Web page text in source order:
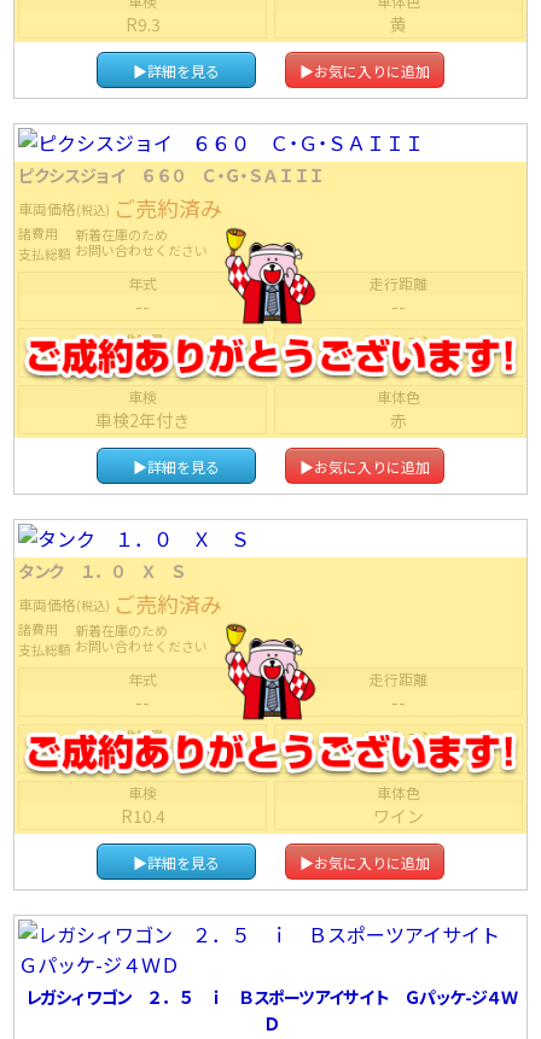
R9.3 黄
▶詳細を見る ▶お気に入りに追加
ピクシスジョイ ６６０ Ｃ・Ｇ・ＳＡＩＩＩ
車両価格(税込) ご売約済み
諸費用
支払総額
新着在庫のため
お問い合わせください
年式
--
走行距離
--
排気量
--
ミッション
ＩＡＴ
車検
車検2年付き
車体色
赤
▶詳細を見る ▶お気に入りに追加
タンク １．０ Ｘ Ｓ
車両価格(税込) ご売約済み
諸費用
支払総額
新着在庫のため
お問い合わせください
年式
--
走行距離
--
排気量
--
ミッション
ＩＡＴ
車検
R10.4
車体色
ワイン
▶詳細を見る ▶お気に入りに追加
レガシィワゴン ２．５ ｉ Ｂスポーツアイサイト Ｇパッケ-ジ４Ｗ
Ｄ